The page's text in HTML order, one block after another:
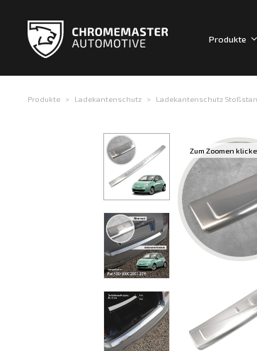
Produkte
Produkte Ladekantenschutz Ladekantenschutz
Zum Zoomen